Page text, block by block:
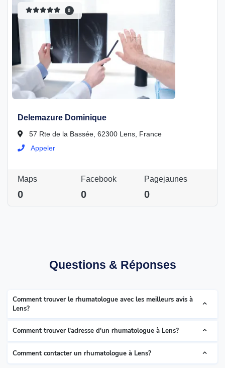
0
Delemazure Dominique
57 Rte de la Bassée, 62300 Lens, France
Appeler
Maps
0
Facebook
0
Pagejaunes
0
Questions & Réponses
Comment trouver le rhumatologue avec les meilleurs avis à
Lens?
Comment trouver l'adresse d'un rhumatologue à Lens?
Comment contacter un rhumatologue à Lens?